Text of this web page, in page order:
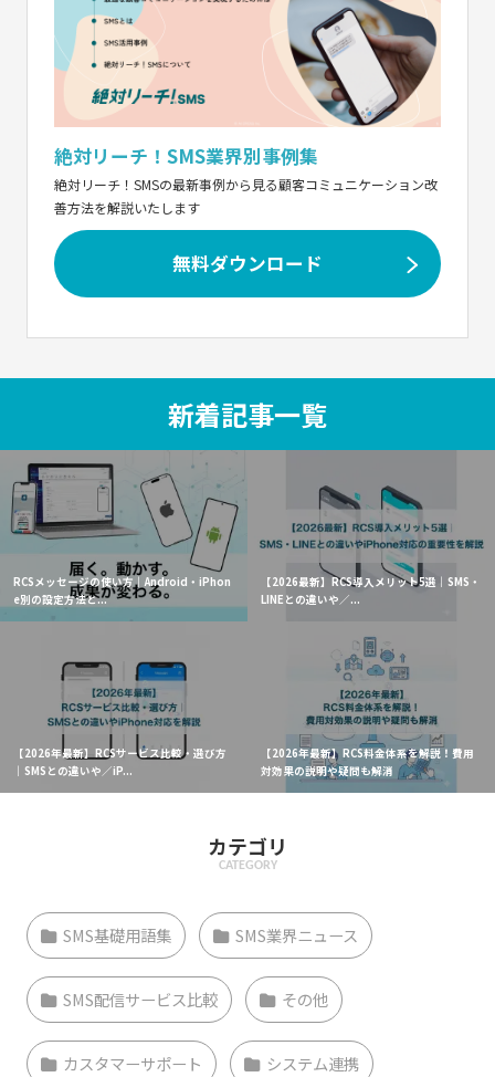
絶対リーチ！SMS業界別事例集
絶対リーチ！SMSの最新事例から見る顧客コミュニケーション改
善方法を解説いたします
無料ダウンロード
新着記事一覧
RCSメッセージの使い方｜Android・iPhon
e別の設定方法と...
【2026最新】RCS導入メリット5選｜SMS・
LINEとの違いや／...
【2026年最新】RCSサービス比較・選び方
｜SMSとの違いや／iP...
【2026年最新】RCS料金体系を解説！費用
対効果の説明や疑問も解消
カテゴリ
CATEGORY
SMS基礎用語集 SMS業界ニュース
SMS配信サービス比較 その他
カスタマーサポート システム連携